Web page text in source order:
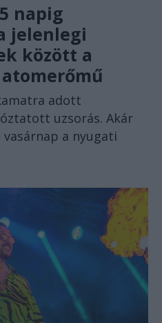
napig
jelenlegi
között a
adott
uzsorás. Akár
a nyugati